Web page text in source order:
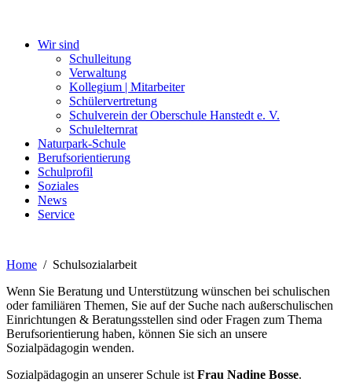
Wir sind
Schulleitung
Verwaltung
Kollegium | Mitarbeiter
Schülervertretung
Schulverein der Oberschule Hanstedt e. V.
Schulelternrat
Naturpark-Schule
Berufsorientierung
Schulprofil
Soziales
News
Service
Home
Schulsozialarbeit
Wenn Sie Beratung und Unterstützung wünschen bei schulischen
oder familiären Themen, Sie auf der Suche nach außerschulischen
Einrichtungen & Beratungsstellen sind oder Fragen zum Thema
Berufsorientierung haben, können Sie sich an unsere
Sozialpädagogin wenden.
Sozialpädagogin an unserer Schule ist Frau Nadine Bosse.